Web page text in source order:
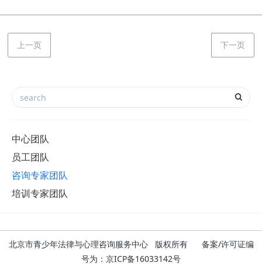
上一页 下一页
中心团队
员工团队
咨询专家团队
培训专家团队
北京市青少年法律与心理咨询服务中心 版权所有 备案/许可证编
号为： 京ICP备16033142号